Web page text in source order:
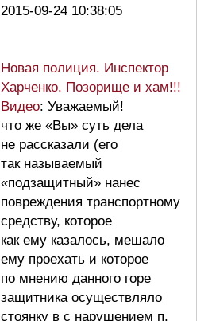
2015-09-24 10:38:05
Новая полиция. Инспектор
Харченко. Позорище и хам!!!
Видео: Уважаемый!
что же «Вы» суть дела
не рассказали (его
так называемый
«подзащитный» нанес
повреждения транспортному
средству, которое
как ему казалось, мешало
ему проехать и которое
по мнению данного горе
защитника осуществляло
стоянку в с нарушением п.